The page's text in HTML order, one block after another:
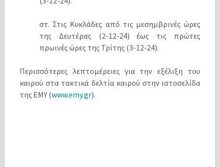
στ. Στις Κυκλάδες από τις μεσημβρινές ώρες
της Δευτέρας (2-12-24) έως τις πρώτες
πρωινές ώρες της Τρίτης (3-12-24).
Περισσότερες λεπτομέρειες για την εξέλιξη του
καιρού στα τακτικά δελτία καιρού στην ιστοσελίδα
της ΕΜΥ (www.emy.gr).